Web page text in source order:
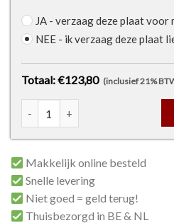
JA - verzaag deze plaat voor
NEE - ik verzaag deze plaat
Totaal: €123,80 (inclusief 21%
Garantiemultiplex Okoumé -
Makkelijk online besteld
Snelle levering
Niet goed = geld terug!
Thuisbezorgd in BE & NL